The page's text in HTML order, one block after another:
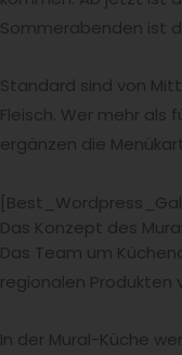
Sommerabenden ist
Standard sind von
Fleisch. Wer mehr als
ergänzen die
Das Konzept des
Das Team um
regionalen Produkten
In der Mural-Küche